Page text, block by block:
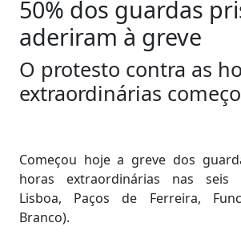
50% dos guardas
aderiram à greve
O protesto contra as
extraordinárias
Começou hoje a greve dos
horas extraordinárias nas seis
Lisboa, Paços de Ferreira,
Branco).